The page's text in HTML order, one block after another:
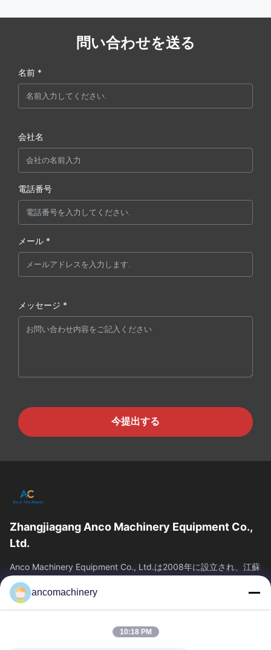
問い合わせを送る
名前 *
会社名
電話番号
メール *
メッセージ *
今提出する
Zhangjiagang Anco Machinery Equipment Co.,
Ltd.
Anco Machinery Equipment Co., Ltd.は2008年に設立され、江蘇
省蘇州市張家港市に本社を置きます。それは企業です
クイックリンク
企業情報
ancomachinery
10:18 PM